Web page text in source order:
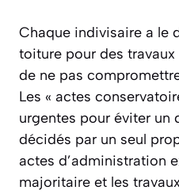
Chaque indivisaire a le
toiture pour des
de ne pas
Les « actes
urgentes pour éviter un
décidés par un seul
actes d’administration
majoritaire et les